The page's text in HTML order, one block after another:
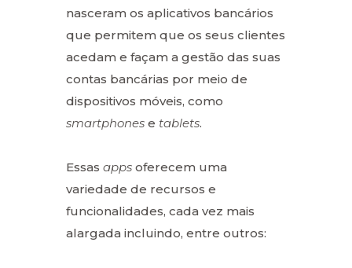
nasceram os aplicativos bancários
que permitem que os seus clientes
acedam e façam a gestão das suas
contas bancárias por meio de
dispositivos móveis, como
smartphones e tablets.
Essas apps oferecem uma
variedade de recursos e
funcionalidades, cada vez mais
alargada incluindo, entre outros: